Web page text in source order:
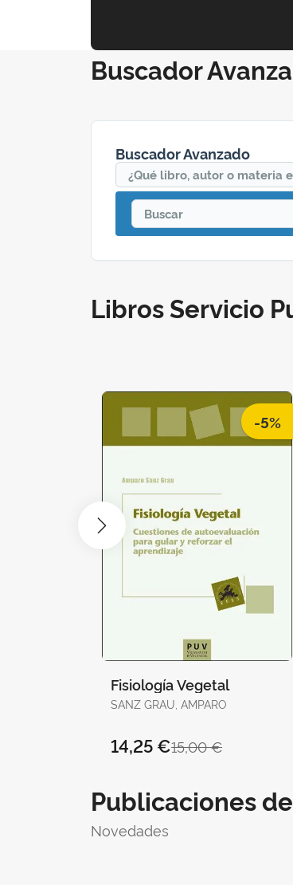
Buscador
Buscador Avanzado
¿Qué libro, autor o materia
Buscar
Libros Servicio
-5%
Fisiología Vegetal
SANZ GRAU, AMPARO
15,00 €
14,25 €
Publicaciones
Novedades